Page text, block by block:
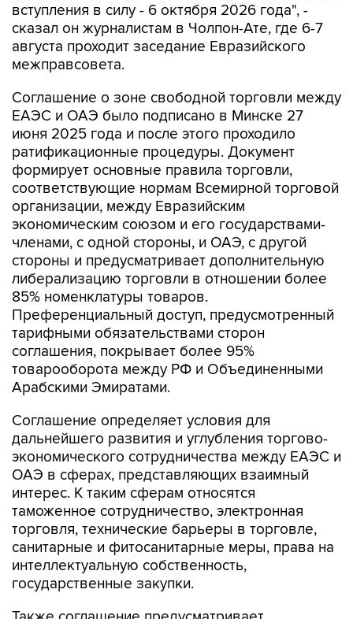
вступления в силу - 6 октября 2026 года", -
сказал он журналистам в Чолпон-Ате, где 6-7
августа проходит заседание Евразийского
межправсовета.
Соглашение о зоне свободной торговли между
ЕАЭС и ОАЭ было подписано в Минске 27
июня 2025 года и после этого проходило
ратификационные процедуры. Документ
формирует основные правила торговли,
соответствующие нормам Всемирной торговой
организации, между Евразийским
экономическим союзом и его государствами-
членами, с одной стороны, и ОАЭ, с другой
стороны и предусматривает дополнительную
либерализацию торговли в отношении более
85% номенклатуры товаров.
Преференциальный доступ, предусмотренный
тарифными обязательствами сторон
соглашения, покрывает более 95%
товарооборота между РФ и Объединенными
Арабскими Эмиратами.
Соглашение определяет условия для
дальнейшего развития и углубления торгово-
экономического сотрудничества между ЕАЭС и
ОАЭ в сферах, представляющих взаимный
интерес. К таким сферам относятся
таможенное сотрудничество, электронная
торговля, технические барьеры в торговле,
санитарные и фитосанитарные меры, права на
интеллектуальную собственность,
государственные закупки.